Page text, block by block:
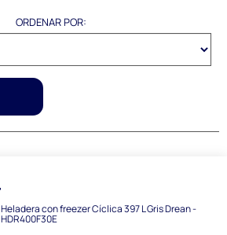
ORDENAR POR:
Heladera con freezer Cíclica 397 L Gris Drean -
HDR400F30E